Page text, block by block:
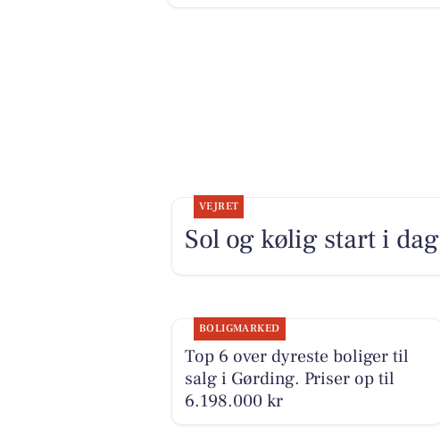
VEJRET
Sol og kølig start i dag
BOLIGMARKED
Top 6 over dyreste boliger til
salg i Gørding. Priser op til
6.198.000 kr